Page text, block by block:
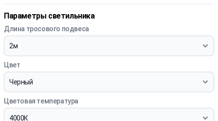
Параметры светильника
Длина тросового подвеса
Цвет
Цветовая температура